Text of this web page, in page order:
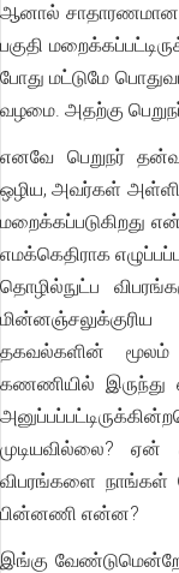
ஆனால்
பகுதி
போது மட்டுமே
வழமை. அதற்கு
எனவே பெறுநர்
ஒழிய, அவர்கள்
மறைக்கப்படுகிறது
எமக்கெதிராக
தொழில்நுட்ப
தகவல்களின் மூலம்
கணணியில் இருந்து
முடியவில்லை? ஏன்
விபரங்களை நாங்கள்
பின்னணி என்ன?
இங்கு